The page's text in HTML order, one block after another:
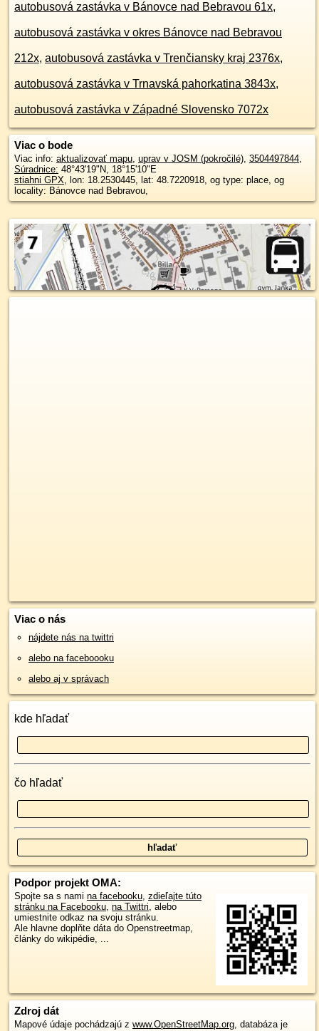
autobusová zastávka v Bánovce nad Bebravou 61x,
autobusová zastávka v okres Bánovce nad Bebravou
212x, autobusová zastávka v Trenčiansky kraj 2376x,
autobusová zastávka v Trnavská pahorkatina 3843x,
autobusová zastávka v Západné Slovensko 7072x
Viac o bode
Viac info: aktualizovať mapu, uprav v JOSM (pokročilé), 3504497844,
Súradnice: 48°43'19"N, 18°15'10"E
stiahni GPX, lon: 18.2530445, lat: 48.7220918, og type: place, og
locality: Bánovce nad Bebravou,
Viac o nás
nájdete nás na twittri
alebo na faceboooku
alebo aj v správach
kde hľadať
čo hľadať
Podpor projekt OMA:
Spojte sa s nami na facebooku, zdieľajte túto
stránku na Facebooku, na Twittri, alebo
umiestnite odkaz na svoju stránku.
Ale hlavne doplňte dáta do Openstreetmap,
články do wikipédie, ...
Zdroj dát
Mapové údaje pochádzajú z www.OpenStreetMap.org, databáza je